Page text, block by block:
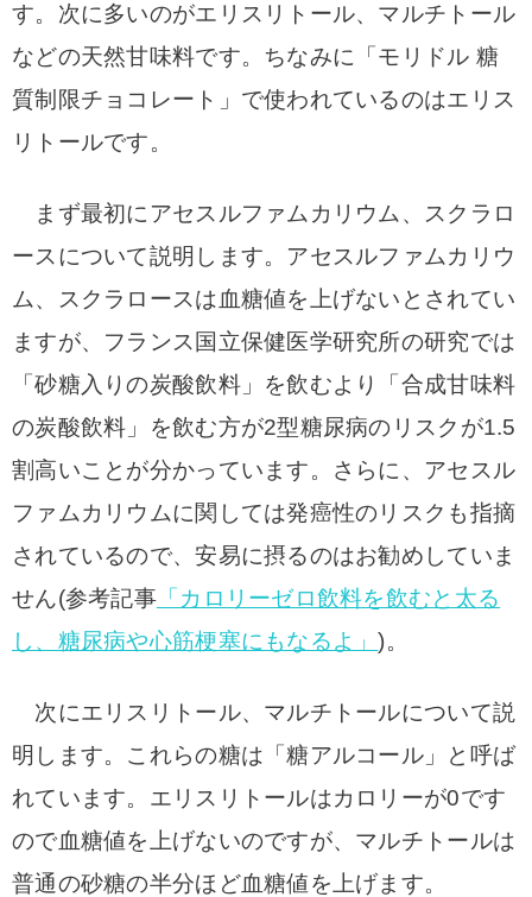
す。 次に多いのがエリスリトール、マルチトール
などの天然甘味料です。ちなみに「モリドル 糖
質制限チョコレート」で使われているのはエリス
リトールです。
まず最初にアセスルファムカリウム、スクラロ
ースについて説明します。 アセスルファムカリウ
ム、スクラロースは血糖値を上げないとされてい
ますが、フランス国立保健医学研究所の研究では
「砂糖入りの炭酸飲料」を飲むより「合成甘味料
の炭酸飲料」を飲む方が2型糖尿病のリスクが1.5
割高いことが分かっています。 さらに、アセスル
ファムカリウムに関しては発癌性のリスクも指摘
されているので、安易に摂るのはお勧めしていま
せん(参考記事「カロリーゼロ飲料を飲むと太る
し、糖尿病や心筋梗塞にもなるよ」)。
次にエリスリトール、マルチトールについて説
明します。 これらの糖は「糖アルコール」と呼ば
れています。 エリスリトールはカロリーが0です
ので血糖値を上げないのですが、マルチトールは
普通の砂糖の半分ほど血糖値を上げます。